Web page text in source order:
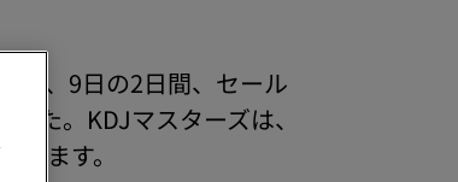
日、9日の2日間、セール
た。KDJマスターズは、
ます。